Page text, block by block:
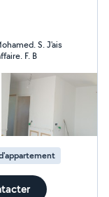
du
comcordialement ap Bien cordialement
S. J'ais
F. B